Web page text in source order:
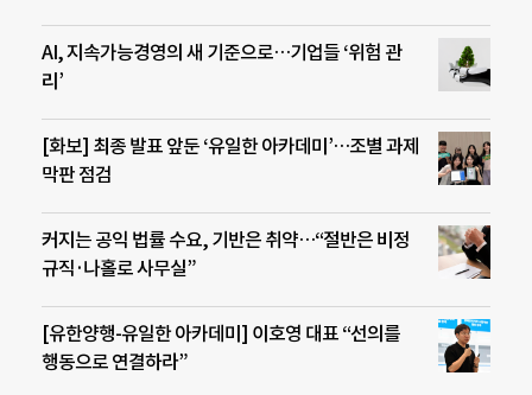
AI, 지속가능경영의 새 기준으로…기업들 ‘위험 관
리’
[화보] 최종 발표 앞둔 ‘유일한 아카데미’…조별 과제
막판 점검
커지는 공익 법률 수요, 기반은 취약…“절반은 비정
규직·나홀로 사무실”
[유한양행-유일한 아카데미] 이호영 대표 “선의를
행동으로 연결하라”